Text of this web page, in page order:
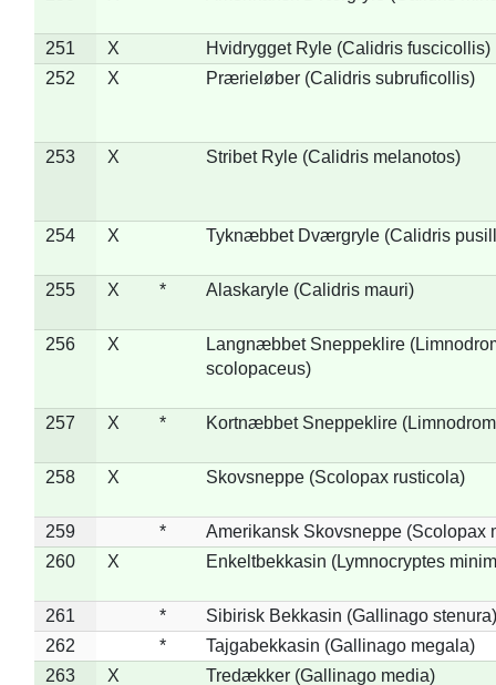
251 X
Hvidrygget Ryle (Calidris fuscicollis)
252
X Prærieløber (Calidris subruficollis)
253 X Stribet Ryle (Calidris melanotos)
254 X Tyknæbbet Dværgryle (Calidris
255 X * Alaskaryle (Calidris mauri)
256 X
Langnæbbet Sneppeklire
scolopaceus)
257 X * Kortnæbbet Sneppeklire
258 X Skovsneppe (Scolopax rusticola)
259 *
Amerikansk Skovsneppe (Scolopax
260
X Enkeltbekkasin (Lymnocryptes
261 *
Sibirisk Bekkasin (Gallinago stenura)
262
*
Tajgabekkasin (Gallinago megala)
263
X Tredækker (Gallinago media)